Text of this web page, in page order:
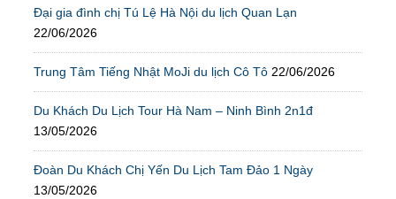
Đại gia đình chị Tú Lệ Hà Nội du lịch Quan Lạn
22/06/2026
Trung Tâm Tiếng Nhật MoJi du lịch Cô Tô 22/06/2026
Du Khách Du Lịch Tour Hà Nam – Ninh Bình 2n1đ
13/05/2026
Đoàn Du Khách Chị Yến Du Lịch Tam Đảo 1 Ngày
13/05/2026